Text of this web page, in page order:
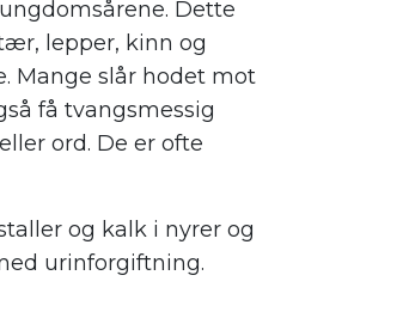
Dette
lepper, kinn og
Mange slår hodet mot
få tvangsmessig
ord. De er ofte
og kalk i nyrer og
urinforgiftning.